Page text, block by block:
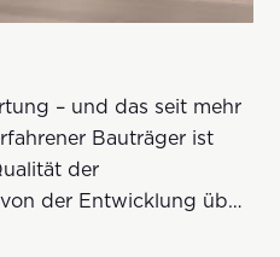
– und das seit mehr
Bauträger ist
der
der Entwicklung über